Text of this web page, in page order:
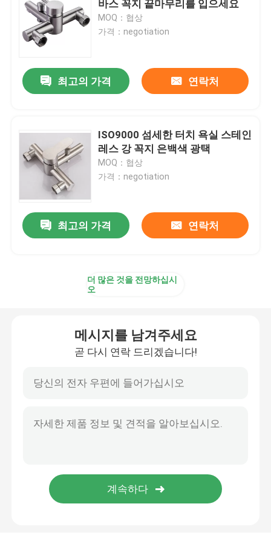
바스 꼭지 끝마무리를 입으세요
MOQ：협상
가격：negotiation
최고의 가격 연락처
ISO9000 섬세한 터치 욕실 스테인
레스 강 꼭지 은백색 광택
MOQ：협상
가격：negotiation
최고의 가격 연락처
더 많은 것을 전망하십시
오
메시지를 남겨주세요
곧 다시 연락 드리겠습니다!